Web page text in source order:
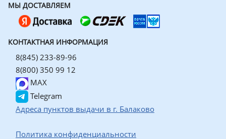
МЫ ДОСТАВЛЯЕМ
КОНТАКТНАЯ ИНФОРМАЦИЯ
8(845) 233-89-96
8(800) 350 99 12
MAX
Telegram
Адреса пунктов выдачи в г. Балаково
Политика конфиденциальности